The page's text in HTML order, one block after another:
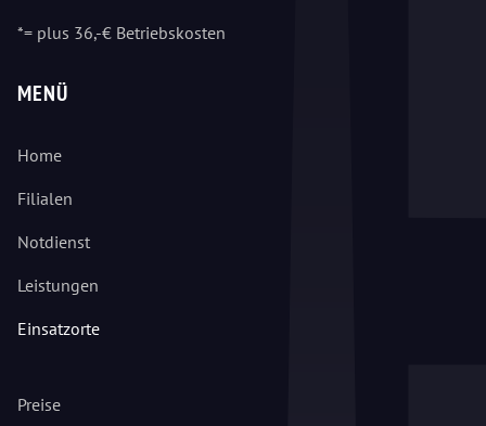
*= plus 36,-€ Betriebskosten
MENÜ
Home
Filialen
Notdienst
Leistungen
Einsatzorte
Preise